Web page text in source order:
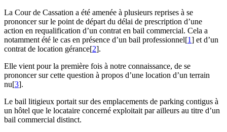
La Cour de Cassation a été amenée à plusieurs reprises à se
prononcer sur le point de départ du délai de prescription d’une
action en requalification d’un contrat en bail commercial. Cela a
notamment été le cas en présence d’un bail professionnel[1] et d’un
contrat de location gérance[2].
Elle vient pour la première fois à notre connaissance, de se
prononcer sur cette question à propos d’une location d’un terrain
nu[3].
Le bail litigieux portait sur des emplacements de parking contigus à
un hôtel que le locataire concerné exploitait par ailleurs au titre d’un
bail commercial distinct.